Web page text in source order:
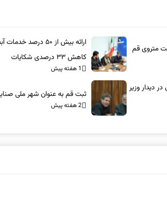
متروی قم
ارائه بیش از ۵۰
کاهش ۳۳ درصدی شکایات
1 هفته پیش
دیدار وزیر
ثبت قم به عنوان شهر ملی
2 هفته پیش